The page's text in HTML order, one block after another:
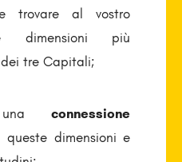
trovare al vostro
dimensioni più
tre Capitali;
connessione
dimensioni e